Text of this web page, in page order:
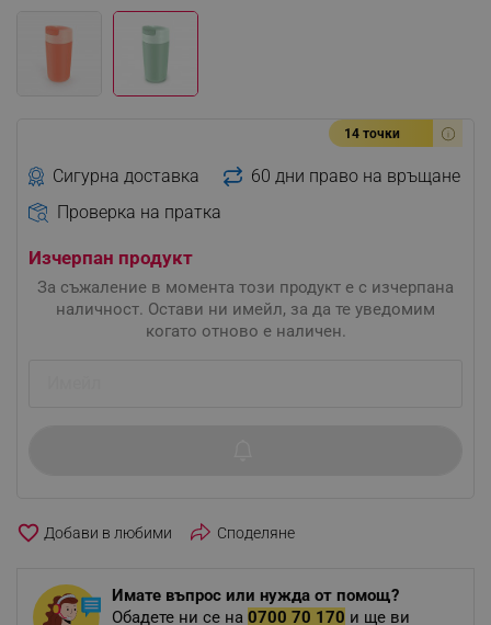
14 точки
Сигурна доставка
60 дни право на връщане
Проверка на пратка
Изчерпан продукт
За съжаление в момента този продукт е с изчерпана
наличност. Остави ни имейл, за да те уведомим
когато отново е наличен.
favorite_border Споделяне
Имате въпрос или нужда от помощ?
Обадете ни се на 0700 70 170 и ще ви